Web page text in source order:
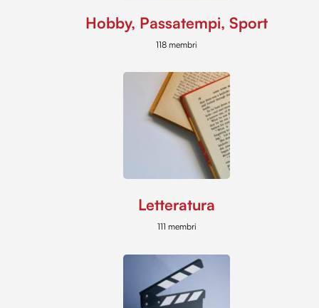
Hobby, Passatempi, Sport
118 membri
Letteratura
111 membri